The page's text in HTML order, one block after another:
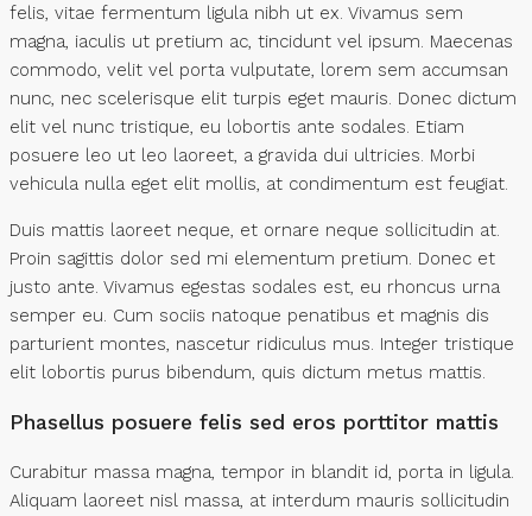
felis, vitae fermentum ligula nibh ut ex. Vivamus sem
magna, iaculis ut pretium ac, tincidunt vel ipsum. Maecenas
commodo, velit vel porta vulputate, lorem sem accumsan
nunc, nec scelerisque elit turpis eget mauris. Donec dictum
elit vel nunc tristique, eu lobortis ante sodales. Etiam
posuere leo ut leo laoreet, a gravida dui ultricies. Morbi
vehicula nulla eget elit mollis, at condimentum est feugiat.
Duis mattis laoreet neque, et ornare neque sollicitudin at.
Proin sagittis dolor sed mi elementum pretium. Donec et
justo ante. Vivamus egestas sodales est, eu rhoncus urna
semper eu. Cum sociis natoque penatibus et magnis dis
parturient montes, nascetur ridiculus mus. Integer tristique
elit lobortis purus bibendum, quis dictum metus mattis.
Phasellus posuere felis sed eros porttitor mattis
Curabitur massa magna, tempor in blandit id, porta in ligula.
Aliquam laoreet nisl massa, at interdum mauris sollicitudin